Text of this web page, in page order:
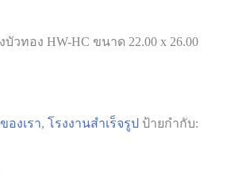
บัวทอง HW-HC ขนาด 22.00 x 26.00
องเรา, โรงงานสำเร็จรูป ป้ายกำกับ: